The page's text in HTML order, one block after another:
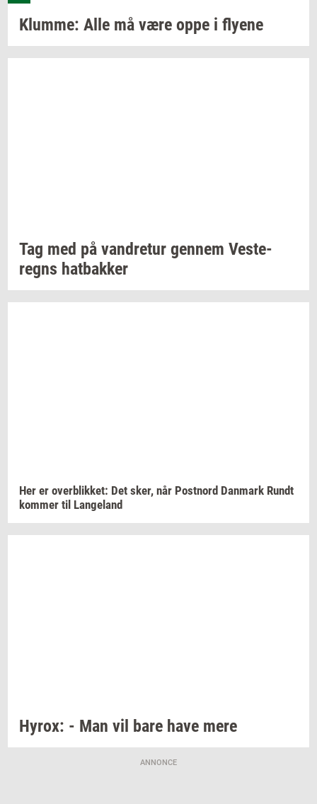
Klum­me: Alle må være oppe i fly­e­ne
Tag med på van­dre­tur gen­nem Ve­ste­
regns hat­bak­ker
Her er over­blik­ket: Det sker, når Po­st­n­ord Dan­mark Rundt
kom­mer til Lan­geland
Hyrox: - Man vil bare have mere
ANNONCE